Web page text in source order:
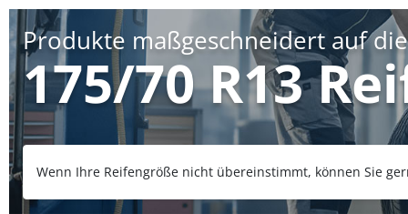
Produkte maßgeschneidert auf
175/70 R13
Wenn Ihre Reifengröße nicht übereinstimmt, können Sie